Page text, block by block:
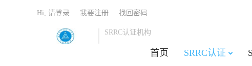
SRRC认证机构
首页 SRRC认证
Hi, 请登录 我要注册 找回密码